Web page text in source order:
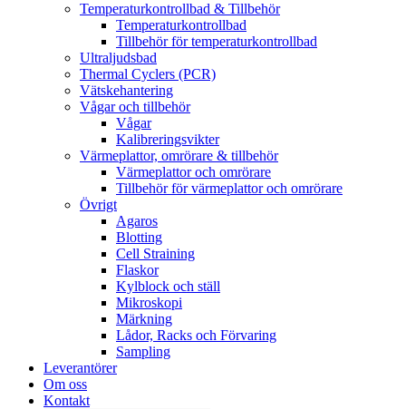
Temperaturkontrollbad & Tillbehör
Temperaturkontrollbad
Tillbehör för temperaturkontrollbad
Ultraljudsbad
Thermal Cyclers (PCR)
Vätskehantering
Vågar och tillbehör
Vågar
Kalibreringsvikter
Värmeplattor, omrörare & tillbehör
Värmeplattor och omrörare
Tillbehör för värmeplattor och omrörare
Övrigt
Agaros
Blotting
Cell Straining
Flaskor
Kylblock och ställ
Mikroskopi
Märkning
Lådor, Racks och Förvaring
Sampling
Leverantörer
Om oss
Kontakt